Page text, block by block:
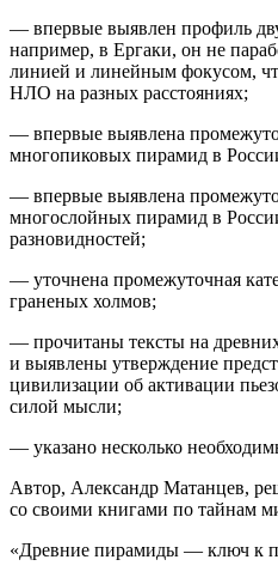
— впервые выявлен профиль
например, в Ергаки, он не
линией и линейным фокусом,
НЛО на разных расстояниях;
— впервые выявлена
многопиковых пирамид в
— впервые выявлена
многослойных пирамид в
разновидностей;
— уточнена промежуточная
граненых холмов;
— прочитаны тексты на
и выявлены утверждение
цивилизации об активации
силой мысли;
— указано несколько
Автор, Александр Матанцев,
со своими книгами по тайнам
«Древние пирамиды — ключ к